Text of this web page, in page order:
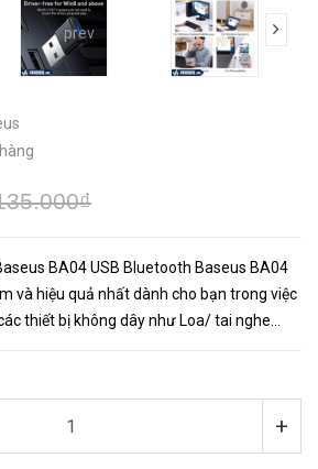
prev
BA04 USB Bluetooth Baseus BA04
và hiệu quả nhất dành cho bạn trong việc
thiết bị không dây như Loa/ tai nghe
+